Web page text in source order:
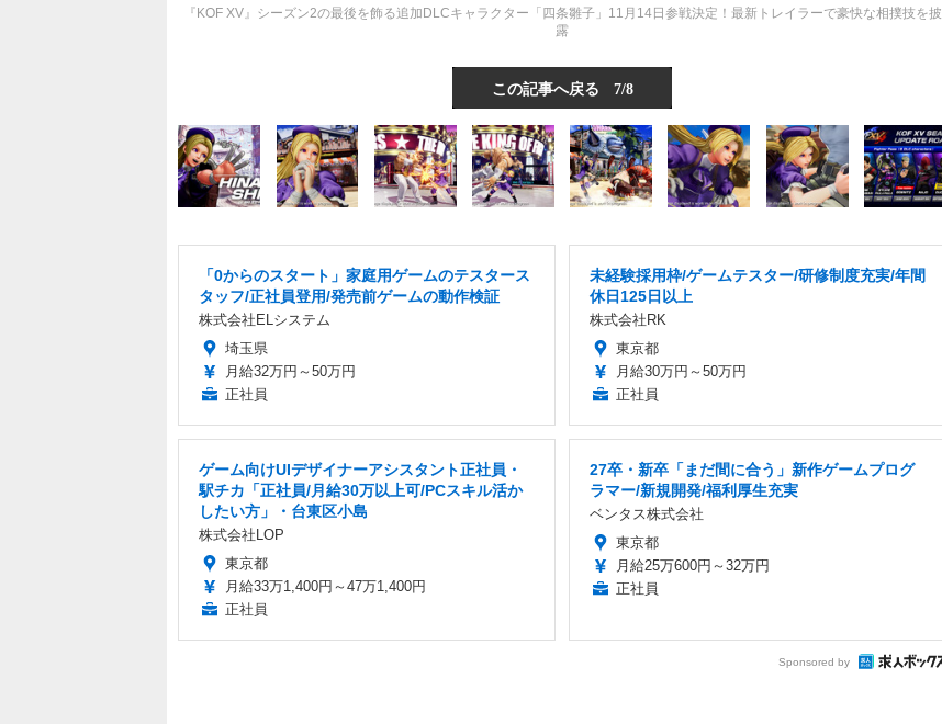
『KOF XV』シーズン2の最後を飾る追加DLCキャラクター「四条雛子」11月14日参戦決定！最新トレイラーで豪快な相撲技を披
露
この記事へ戻る 7/8
「0からのスタート」家庭用ゲームのテスタース
タッフ/正社員登用/発売前ゲームの動作検証
株式会社ELシステム
埼玉県
月給32万円～50万円
正社員
未経験採用枠/ゲームテスター/研修制度充実/年間
休日125日以上
株式会社RK
東京都
月給30万円～50万円
正社員
ゲーム向けUIデザイナーアシスタント正社員・
駅チカ「正社員/月給30万以上可/PCスキル活か
したい方」・台東区小島
株式会社LOP
東京都
月給33万1,400円～47万1,400円
正社員
27卒・新卒「まだ間に合う」新作ゲームプログ
ラマー/新規開発/福利厚生充実
ベンタス株式会社
東京都
月給25万600円～32万円
正社員
Sponsored by